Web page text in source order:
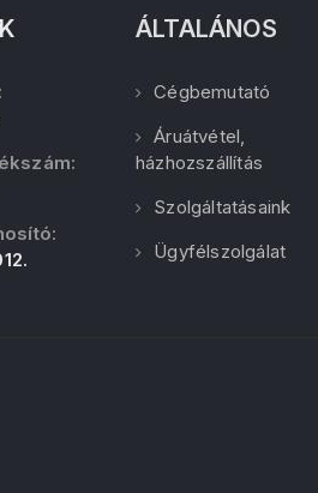
ÁLTALÁNOS
Cégbemutató
Áruátvétel,
házhozszállítás
Szolgáltatásaink
Ügyfélszolgálat